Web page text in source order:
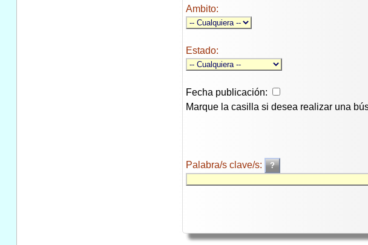
Ambito:
Estado:
Fecha publicación:
Marque la casilla si desea realizar una
Palabra/s clave/s: